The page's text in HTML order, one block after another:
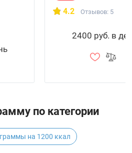
4.2 Отзывов: 5
2400 руб. в
по категории
на 1200 ккал